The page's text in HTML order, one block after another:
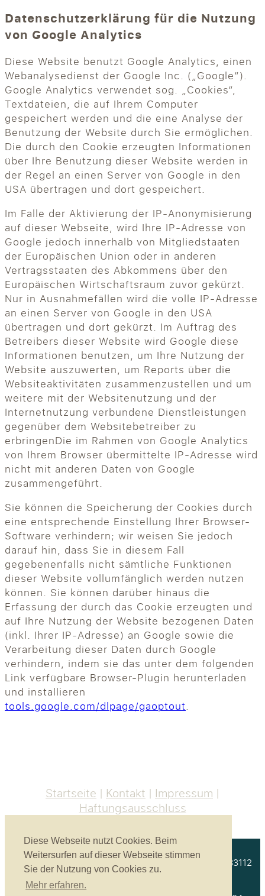
Diese Webseite nutzt Cookies. Beim
Weitersurfen auf dieser Webseite stimmen
Sie der Nutzung von Cookies zu.
Mehr erfahren.
Datenschutzerklärung für die Nutzung
von Google Analytics
Diese Website benutzt Google Analytics, einen
Webanalysedienst der Google Inc. („Google“).
Google Analytics verwendet sog. „Cookies“,
Textdateien, die auf Ihrem Computer
gespeichert werden und die eine Analyse der
Benutzung der Website durch Sie ermöglichen.
Die durch den Cookie erzeugten Informationen
über Ihre Benutzung dieser Website werden in
der Regel an einen Server von Google in den
USA übertragen und dort gespeichert.
Im Falle der Aktivierung der IP-Anonymisierung
auf dieser Webseite, wird Ihre IP-Adresse von
Google jedoch innerhalb von Mitgliedstaaten
der Europäischen Union oder in anderen
Vertragsstaaten des Abkommens über den
Europäischen Wirtschaftsraum zuvor gekürzt.
Nur in Ausnahmefällen wird die volle IP-Adresse
an einen Server von Google in den USA
übertragen und dort gekürzt. Im Auftrag des
Betreibers dieser Website wird Google diese
Informationen benutzen, um Ihre Nutzung der
Website auszuwerten, um Reports über die
Websiteaktivitäten zusammenzustellen und um
weitere mit der Websitenutzung und der
Internetnutzung verbundene Dienstleistungen
gegenüber dem Websitebetreiber zu
erbringenDie im Rahmen von Google Analytics
von Ihrem Browser übermittelte IP-Adresse wird
nicht mit anderen Daten von Google
zusammengeführt.
Sie können die Speicherung der Cookies durch
eine entsprechende Einstellung Ihrer Browser-
Software verhindern; wir weisen Sie jedoch
darauf hin, dass Sie in diesem Fall
gegebenenfalls nicht sämtliche Funktionen
dieser Website vollumfänglich werden nutzen
können. Sie können darüber hinaus die
Erfassung der durch das Cookie erzeugten und
auf Ihre Nutzung der Website bezogenen Daten
(inkl. Ihrer IP-Adresse) an Google sowie die
Verarbeitung dieser Daten durch Google
verhindern, indem sie das unter dem folgenden
Link verfügbare Browser-Plugin herunterladen
und installieren
tools.google.com/dlpage/gaoptout.
Startseite Kontakt
Impressum
Haftungsausschluss
Akustikbau Heinrich GmbH | Unterprienmühle 4 a | 83112
Frasdorf